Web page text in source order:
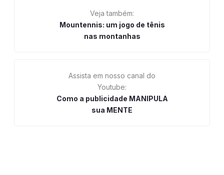
Veja também:
Mountennis: um jogo de tênis
nas montanhas
Assista em nosso canal do
Youtube:
Como a publicidade MANIPULA
sua MENTE